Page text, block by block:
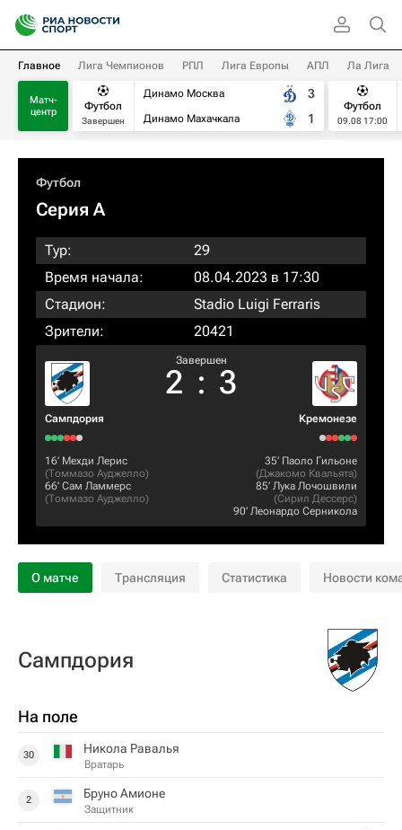
Главное Лига Чемпионов РПЛ Лига Европы АПЛ Ла Лига
Матч-
центр
Футбол
Завершен
Динамо Москва
Динамо Махачкала
3
1
Футбол
09.08 17:00
Футбол
Серия А
Тур:
29
Время начала:
08.04.2023 в 17:30
Стадион:
Stadio Luigi Ferraris
Зрители:
20421
Сампдория
Завершен
2 : 3
Кремонезе
16‎’‎ Мехди Лерис
(Томмазо Ауджелло)
66‎’‎ Сам Ламмерс
(Томмазо Ауджелло)
35‎’‎ Паоло Гильоне
(Джакомо Квальята)
85‎’‎ Лука Лочошвили
(Сирил Дессерс)
90‎’‎ Леонардо Серникола
О матче Трансляция Статистика Новости
Сампдория
На поле
30 Никола Равалья
Вратарь
2 Бруно Амионе
Защитник